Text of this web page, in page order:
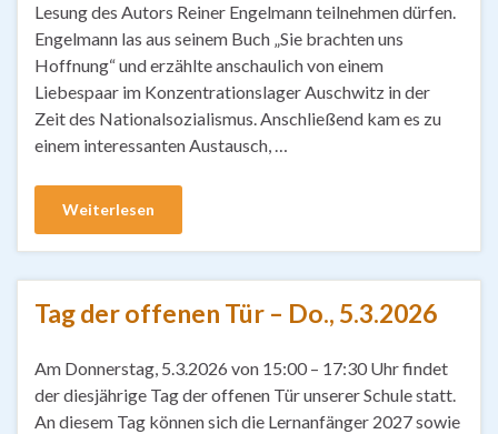
Lesung des Autors Reiner Engelmann teilnehmen dürfen.
Engelmann las aus seinem Buch „Sie brachten uns
Hoffnung“ und erzählte anschaulich von einem
Liebespaar im Konzentrationslager Auschwitz in der
Zeit des Nationalsozialismus. Anschließend kam es zu
einem interessanten Austausch, …
Weiterlesen
Tag der offenen Tür – Do., 5.3.2026
Am Donnerstag, 5.3.2026 von 15:00 – 17:30 Uhr findet
der diesjährige Tag der offenen Tür unserer Schule statt.
An diesem Tag können sich die Lernanfänger 2027 sowie